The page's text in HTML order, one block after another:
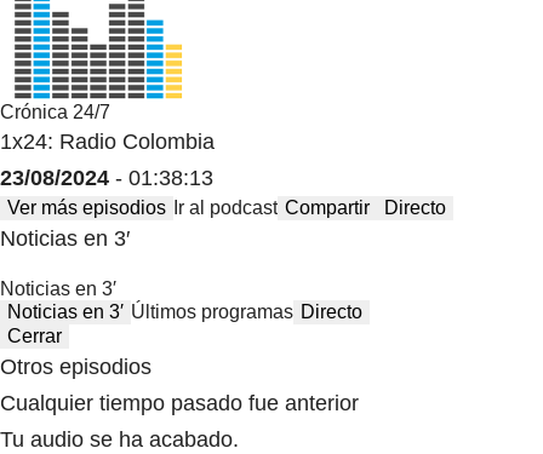
Crónica 24/7
1x24: Radio Colombia
23/08/2024 - 01:38:13
Ver más episodios Ir al podcast Compartir Directo
Noticias en 3′
Noticias en 3′
Noticias en 3′ Últimos programas Directo
Cerrar
Otros episodios
Cualquier tiempo pasado fue anterior
Tu audio se ha acabado.